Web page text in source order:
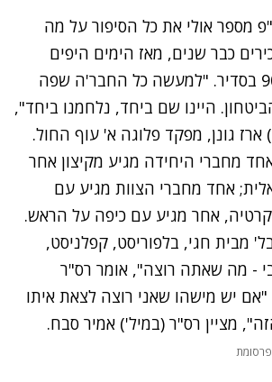
מספר אולי את כל הסיפור על מה
כבר שנים, מאז הימים היפים
שלהם בשנות ה-90 בסדיר. "למעשה כל החבר'ה שפה
היינו שם ביחד, נלחמנו ביחד",
ארז גונן, מפקד פלוגה א' עוף החול.
מחברי היחידה מגיע מקיצון אחר
אחד מחברי הצוות מגיע עם
אחר מגיע עם כיפה על הראש.
מבית חגי, בלפוריסט, קפלניסט,
- מה שאתה רוצה", אומר רס"ר
"אם יש מישהו שאני רוצה לצאת איתו
מציין רס"ר (במיל') אמיר סבח.
פרסומת